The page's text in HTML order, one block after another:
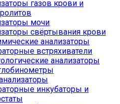
газов крови и
мочи
свёртывания крови
анализаторы
встряхиватели
анализаторы
инкубаторы и